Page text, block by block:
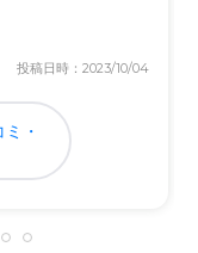
投稿日時：2023/10/04
・